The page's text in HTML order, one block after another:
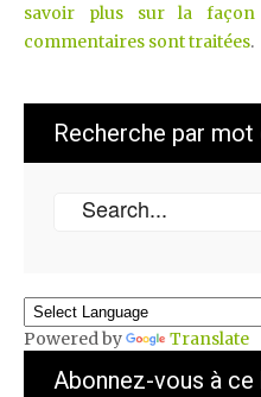
savoir plus sur la
commentaires sont traitées.
Recherche par mot
Powered by Translate
Abonnez-vous à ce